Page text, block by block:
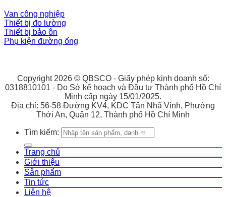
Van công nghiệp
Thiết bị đo lường
Thiết bị bảo ôn
Phụ kiện đường ống
Copyright 2026 © QBSCO - Giấy phép kinh doanh số:
0318810101 - Do Sở kế hoạch và Đầu tư Thành phố Hồ Chí
Minh cấp ngày 15/01/2025.
Địa chỉ: 56-58 Đường KV4, KDC Tân Nhã Vinh, Phường
Thới An, Quận 12, Thành phố Hồ Chí Minh
Tìm kiếm:
Trang chủ
Giới thiệu
Sản phẩm
Tin tức
Liên hệ